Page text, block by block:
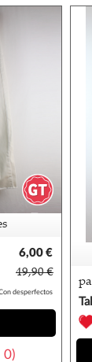
6,00 €
49,90 €
desperfectos
0)